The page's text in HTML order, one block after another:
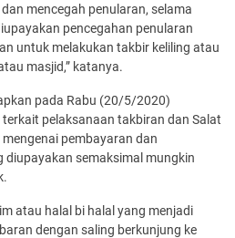
mencegah penularan, selama
pencegahan penularan
untuk melakukan takbir keliling atau
masjid,” katanya.
pada Rabu (20/5/2020)
pelaksanaan takbiran dan Salat
pembayaran dan
semaksimal mungkin
atau halal bi halal yang menjadi
dengan saling berkunjung ke